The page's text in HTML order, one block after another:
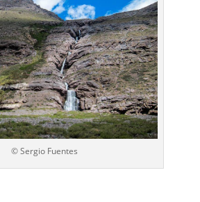
© Sergio Fuentes